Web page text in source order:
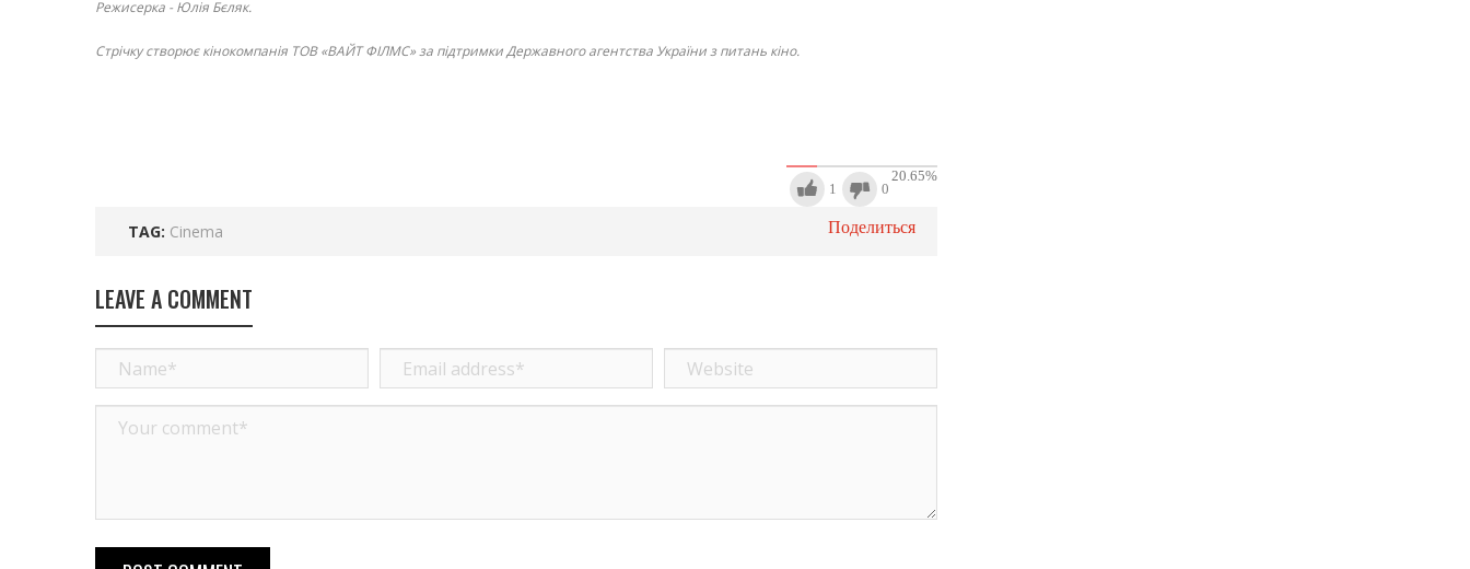
Режисерка - Юлія Бєляк.
Стрічку створює кінокомпанія ТОВ «ВАЙТ ФІЛМС» за підтримки Державного агентства України з питань кіно.
20.65%
1
0
TAG: Cinema Поделиться
LEAVE A COMMENT